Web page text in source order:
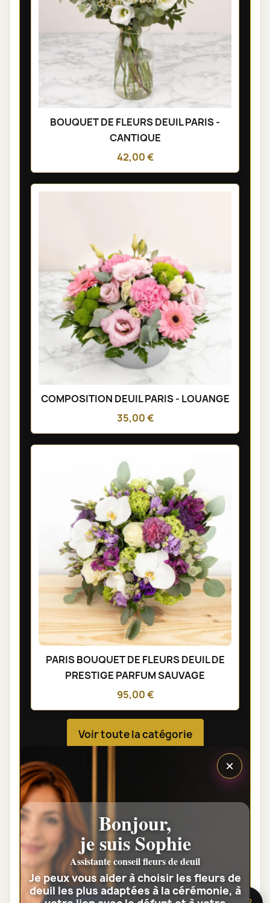
BOUQUET DE FLEURS DEUIL PARIS -
CANTIQUE
42,00 €
COMPOSITION DEUIL PARIS - LOUANGE
35,00 €
PARIS BOUQUET DE FLEURS DEUIL DE
PRESTIGE PARFUM SAUVAGE
95,00 €
Voir toute la catégorie
GERBES DE FLEURS DEUIL ×
Bonjour,
je suis Sophie
Assistante conseil fleurs de deuil
Je peux vous aider à choisir les fleurs de
deuil les plus adaptées à la cérémonie, à